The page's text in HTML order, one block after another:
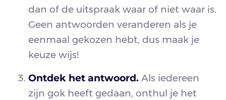
dan of de uitspraak waar of niet waar is.
Geen antwoorden veranderen als je
eenmaal gekozen hebt, dus maak je
keuze wijs!
Ontdek het antwoord. Als iedereen
zijn gok heeft gedaan, onthul je het